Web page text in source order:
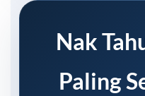
Nak
Paling